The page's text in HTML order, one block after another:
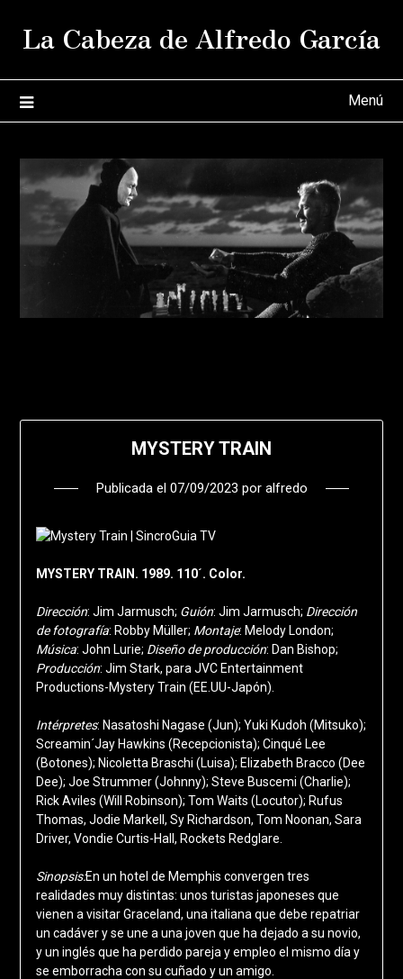
La Cabeza de Alfredo García
Menú
MYSTERY TRAIN
Publicada el 07/09/2023 por alfredo
MYSTERY TRAIN. 1989. 110´. Color.
Dirección: Jim Jarmusch; Guión: Jim Jarmusch; Dirección
de fotografía: Robby Müller; Montaje: Melody London;
Música: John Lurie; Diseño de producción: Dan Bishop;
Producción: Jim Stark, para JVC Entertainment
Productions-Mystery Train (EE.UU-Japón).
Intérpretes: Nasatoshi Nagase (Jun); Yuki Kudoh (Mitsuko);
Screamin´Jay Hawkins (Recepcionista); Cinqué Lee
(Botones); Nicoletta Braschi (Luisa); Elizabeth Bracco (Dee
Dee); Joe Strummer (Johnny); Steve Buscemi (Charlie);
Rick Aviles (Will Robinson); Tom Waits (Locutor); Rufus
Thomas, Jodie Markell, Sy Richardson, Tom Noonan, Sara
Driver, Vondie Curtis-Hall, Rockets Redglare.
Sinopsis:En un hotel de Memphis convergen tres
realidades muy distintas: unos turistas japoneses que
vienen a visitar Graceland, una italiana que debe repatriar
un cadáver y se une a una joven que ha dejado a su novio,
y un inglés que ha perdido pareja y empleo el mismo día y
se emborracha con su cuñado y un amigo.